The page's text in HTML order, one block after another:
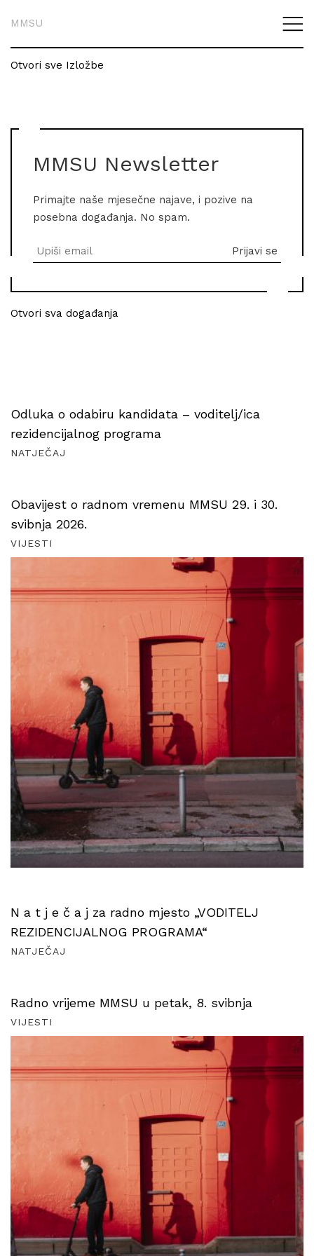
MMSU
Otvori sve Izložbe
MMSU Newsletter
Primajte naše mjesečne najave, i pozive na
posebna događanja. No spam.
Otvori sva događanja
Odluka o odabiru kandidata – voditelj/ica
rezidencijalnog programa
NATJEČAJ
Obavijest o radnom vremenu MMSU 29. i 30.
svibnja 2026.
VIJESTI
N a t j e č a j za radno mjesto „VODITELJ
REZIDENCIJALNOG PROGRAMA“
NATJEČAJ
Radno vrijeme MMSU u petak, 8. svibnja
VIJESTI